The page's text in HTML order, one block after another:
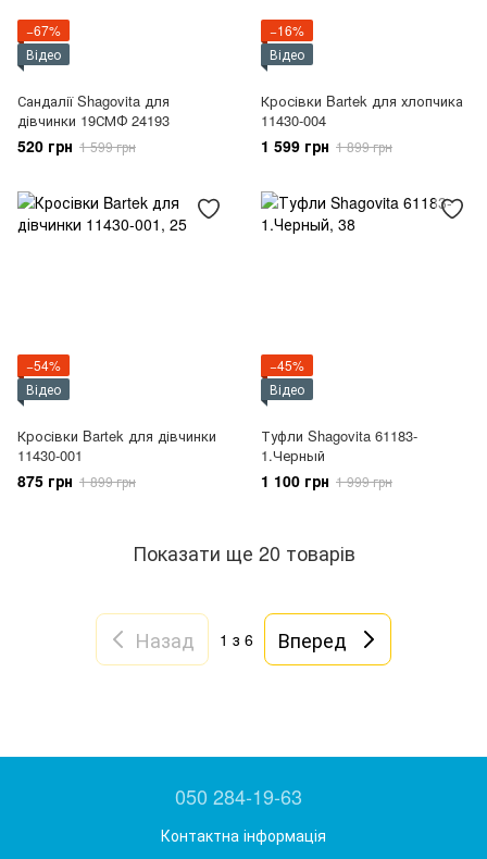
−67%
Відео
Сандалії Shagovita для
дівчинки 19СМФ 24193
520 грн 1 599 грн
−16%
Відео
Кросівки Bartek для хлопчика
11430-004
1 599 грн 1 899 грн
−54%
Відео
Кросівки Bartek для дівчинки
11430-001
875 грн 1 899 грн
−45%
Відео
Туфли Shagovita 61183-
1.Черный
1 100 грн 1 999 грн
Показати ще 20 товарів
Назад 1 з 6 Вперед
050 284-19-63
Контактна інформація